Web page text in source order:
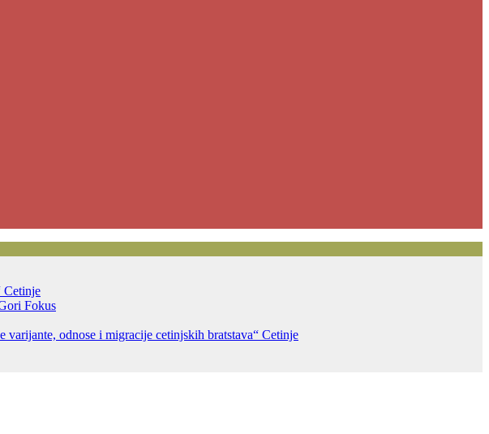
Cetinje
Fokus
odnose i migracije cetinjskih bratstava“ Cetinje